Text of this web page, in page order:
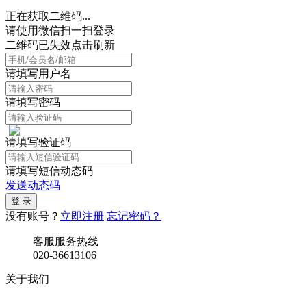
正在获取二维码...
请使用微信扫一扫登录
二维码已失效点击刷新
请填写用户名
请填写密码
请填写验证码
请填写短信动态码
发送动态码
没有账号？ 立即注册 忘记密码？
客服服务热线
020-36613106
关于我们